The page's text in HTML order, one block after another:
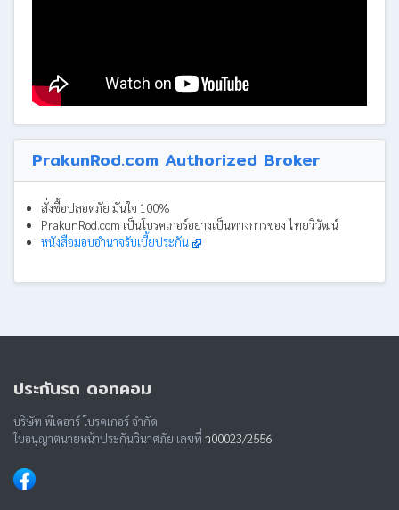
PrakunRod.com Authorized Broker
สั่งซื้อปลอดภัย มั่นใจ 100%
PrakunRod.com เป็นโบรคเกอร์อย่างเป็นทางการของ ไทยวิวัฒน์
หนังสือมอบอำนาจรับเบี้ยประกัน
ประกันรถ ดอทคอม
บริษัท พีเคอาร์ โบรคเกอร์ จำกัด
ใบอนุญาตนายหน้าประกันวินาศภัย เลขที่ ว00023/2556